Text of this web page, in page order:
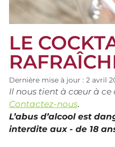
LE
Dernière mise à jour : 2 avril
Il nous tient à cœur à ce
Contactez-nous.
L’abus d’alcool est
interdite aux - de 18